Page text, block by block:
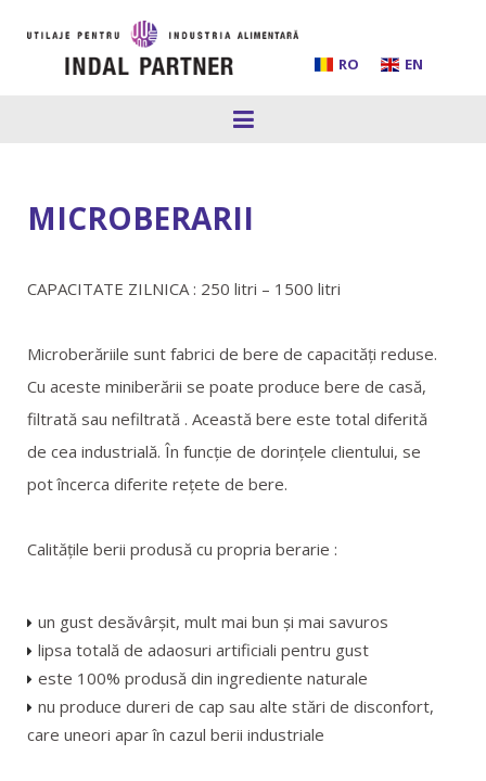
RO EN
DESPRE NOI
INSTALATII SI LINII PROCESARE
UTILAJE
MICROBERARII
SERVICII
REFERINTE
GALERIE
CERE O OFERTA
CONTACT
MICROBERARII
CAPACITATE ZILNICA : 250 litri – 1500 litri
Microberăriile sunt fabrici de bere de capacităţi reduse.
Cu aceste miniberării se poate produce bere de casă,
filtrată sau nefiltrată . Această bere este total diferită
de cea industrială. În funcţie de dorinţele clientului, se
pot încerca diferite reţete de bere.
Calităţile berii produsă cu propria berarie :
un gust desăvârşit, mult mai bun şi mai savuros
lipsa totală de adaosuri artificiali pentru gust
este 100% produsă din ingrediente naturale
nu produce dureri de cap sau alte stări de disconfort,
care uneori apar în cazul berii industriale